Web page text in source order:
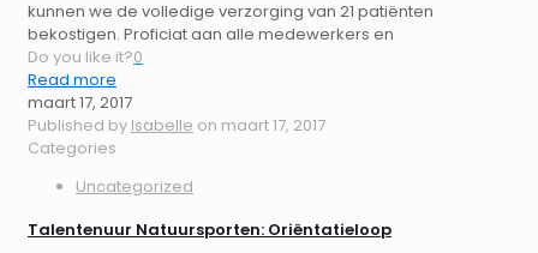
kunnen we de volledige verzorging van 21 patiënten
bekostigen. Proficiat aan alle medewerkers en
Do you like it?0
Read more
maart 17, 2017
Published by Isabelle on maart 17, 2017
Categories
Uncategorized
Talentenuur Natuursporten: Oriëntatieloop